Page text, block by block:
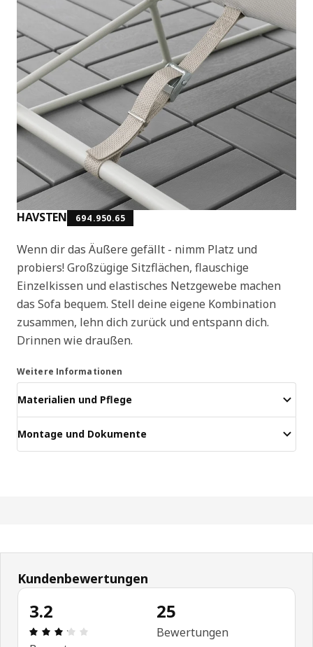
HAVSTEN 694.950.65
Wenn dir das Äußere gefällt - nimm Platz und
probiers! Großzügige Sitzflächen, flauschige
Einzelkissen und elastisches Netzgewebe machen
das Sofa bequem. Stell deine eigene Kombination
zusammen, lehn dich zurück und entspann dich.
Drinnen wie draußen.
Weitere Informationen
Materialien und Pflege
Montage und Dokumente
Kundenbewertungen
3.2
Bewertung: 3.2 von 5 Sterne Alle Bewertungen:
25
Bewertungen